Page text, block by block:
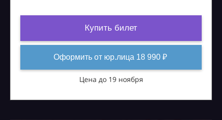
Купить билет
Оформить от юр.лица 18 990 ₽
Цена до 19 ноября